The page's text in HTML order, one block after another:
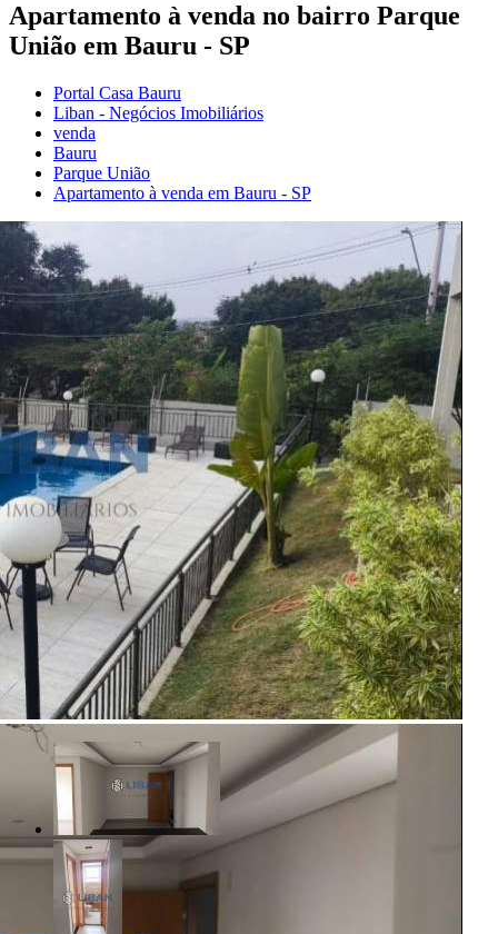
Apartamento à venda no bairro Parque
União em Bauru - SP
Portal Casa Bauru
Liban - Negócios Imobiliários
venda
Bauru
Parque União
Apartamento à venda em Bauru - SP